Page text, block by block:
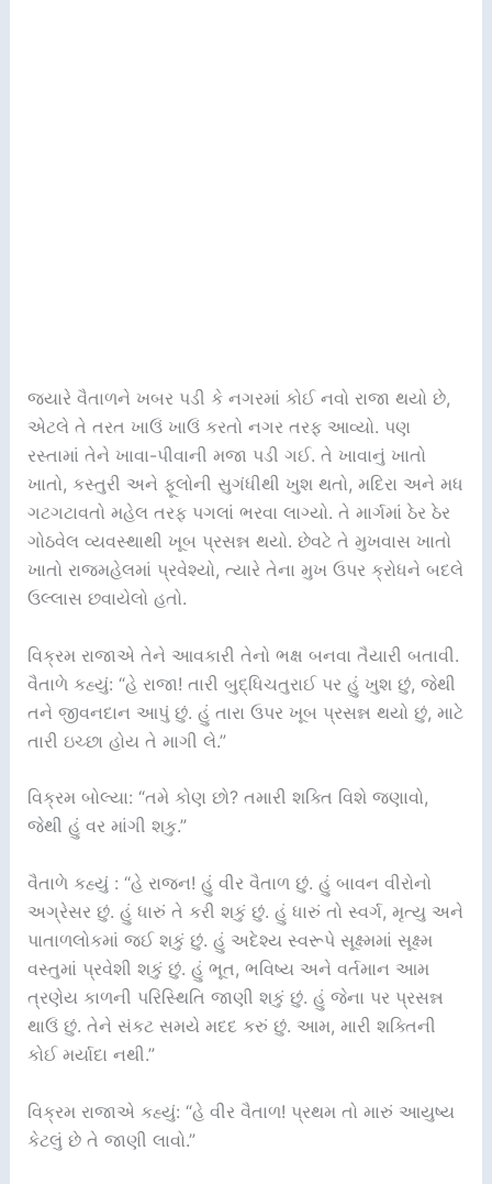
જ્યારે વૈતાળને ખબર પડી કે નગરમાં કોઈ નવો રાજા થયો છે,
એટલે તે તરત ખાઉં ખાઉં કરતો નગર તરફ આવ્યો. પણ
રસ્તામાં તેને ખાવા-પીવાની મજા પડી ગઈ. તે ખાવાનું ખાતો
ખાતો, કસ્તુરી અને ફૂલોની સુગંધીથી ખુશ થતો, મદિરા અને મધ
ગટગટાવતો મહેલ તરફ પગલાં ભરવા લાગ્યો. તે માર્ગમાં ઠેર ઠેર
ગોઠવેલ વ્યવસ્થાથી ખૂબ પ્રસન્ન થયો. છેવટે તે મુખવાસ ખાતો
ખાતો રાજમહેલમાં પ્રવેશ્યો, ત્યારે તેના મુખ ઉપર ક્રોધને બદલે
ઉલ્લાસ છવાયેલો હતો.
વિક્રમ રાજાએ તેને આવકારી તેનો ભક્ષ બનવા તૈયારી બતાવી.
વૈતાળે કહ્યું: “હે રાજા! તારી બુદ્ધિચતુરાઈ પર હું ખુશ છું, જેથી
તને જીવનદાન આપું છું. હું તારા ઉપર ખૂબ પ્રસન્ન થયો છું, માટે
તારી ઇચ્છા હોય તે માગી લે.”
વિક્રમ બોલ્યા: “તમે કોણ છો? તમારી શક્તિ વિશે જણાવો,
જેથી હું વર માંગી શકુ.”
વૈતાળે કહ્યું : “હે રાજન! હું વીર વૈતાળ છું. હું બાવન વીરોનો
અગ્રેસર છું. હું ધારું તે કરી શકું છું. હું ધારું તો સ્વર્ગ, મૃત્યુ અને
પાતાળલોકમાં જઈ શકું છું. હું અદેશ્ય સ્વરૂપે સૂક્ષ્મમાં સૂક્ષ્મ
વસ્તુમાં પ્રવેશી શકું છું. હું ભૂત, ભવિષ્ય અને વર્તમાન આમ
ત્રણેય કાળની પરિસ્થિતિ જાણી શકું છું. હું જેના પર પ્રસન્ન
થાઉં છું. તેને સંકટ સમયે મદદ કરું છું. આમ, મારી શક્તિની
કોઈ મર્યાદા નથી.”
વિક્રમ રાજાએ કહ્યું: “હે વીર વૈતાળ! પ્રથમ તો મારું આયુષ્ય
કેટલું છે તે જાણી લાવો.”